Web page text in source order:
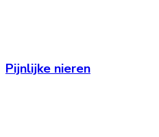
Pijnlijke nieren